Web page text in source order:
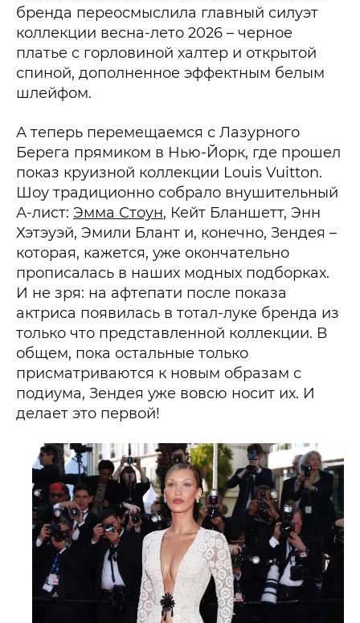
бренда переосмыслила главный силуэт
коллекции весна-лето 2026 – черное
платье с горловиной халтер и открытой
спиной, дополненное эффектным белым
шлейфом.
А теперь перемещаемся с Лазурного
Берега прямиком в Нью-Йорк, где прошел
показ круизной коллекции Louis Vuitton.
Шоу традиционно собрало внушительный
А-лист: Эмма Стоун, Кейт Бланшетт, Энн
Хэтэуэй, Эмили Блант и, конечно, Зендея –
которая, кажется, уже окончательно
прописалась в наших модных подборках.
И не зря: на афтепати после показа
актриса появилась в тотал-луке бренда из
только что представленной коллекции. В
общем, пока остальные только
присматриваются к новым образам с
подиума, Зендея уже вовсю носит их. И
делает это первой!